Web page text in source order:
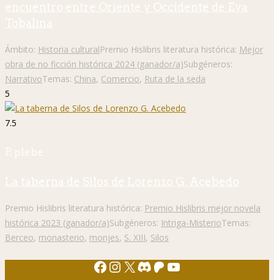
encuentro entre Oriente y Occidente de Eva
Tobalina
Ámbito: Historia culturalPremio Hislibris literatura histórica: Mejor
obra de no ficción histórica 2024 (ganador/a)Subgéneros:
NarrativoTemas: China, Comercio, Ruta de la seda
5
7.5
P. plebe
La taberna de Silos de Lorenzo G. Acebedo
Premio Hislibris literatura histórica: Premio Hislibris mejor novela
histórica 2023 (ganador/a)Subgéneros: Intriga-MisterioTemas:
Berceo, monasterio, monjes, S. XIII, Silos
Facebook
Instagram
X Discord
Patreon
YouTube